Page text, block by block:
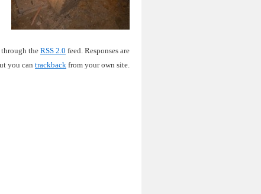
the RSS 2.0 feed. Responses are
you can trackback from your own site.